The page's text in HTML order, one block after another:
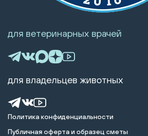
Политика конфиденциальности
Публичная оферта и образец сметы
для ветеринарных врачей
для владельцев животных